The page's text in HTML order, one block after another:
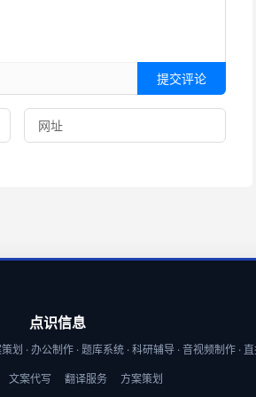
提交评论
点识信息
划 · 办公制作 · 题库系统 · 科研辅导 · 音视频制作 ·
文案代写 翻译服务 方案策划